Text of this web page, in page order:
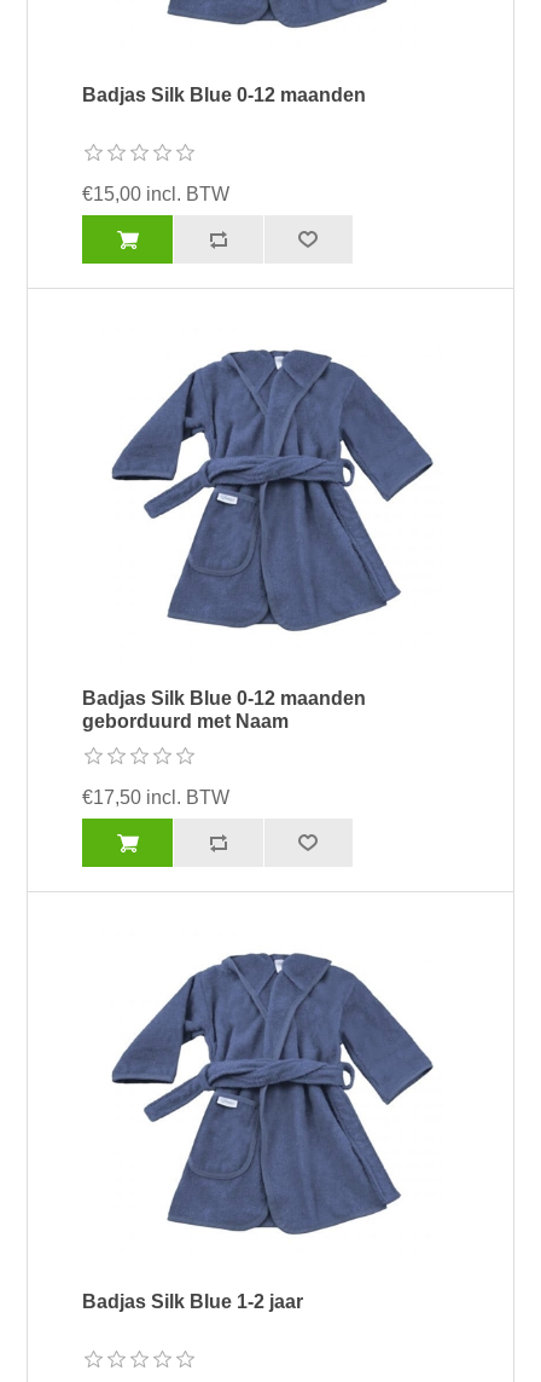
Badjas Silk Blue 0-12 maanden
€15,00 incl. BTW
Badjas Silk Blue 0-12 maanden
geborduurd met Naam
€17,50 incl. BTW
Badjas Silk Blue 1-2 jaar